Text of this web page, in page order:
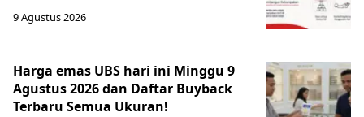
9 Agustus 2026
Harga emas UBS hari ini Minggu 9
Agustus 2026 dan Daftar Buyback
Terbaru Semua Ukuran!